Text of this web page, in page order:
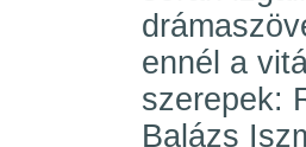
ennél a
szerepek:
Balázs